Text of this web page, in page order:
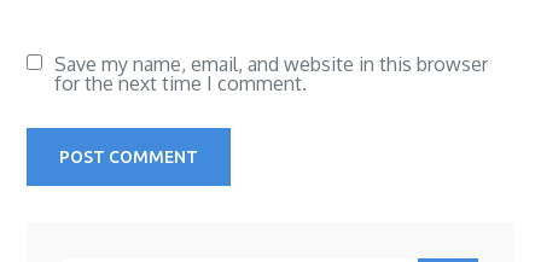
Save my name, email, and website in this browser
for the next time I comment.